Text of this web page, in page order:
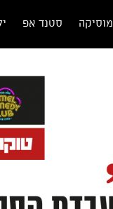
מוסיקה סטנד אפ